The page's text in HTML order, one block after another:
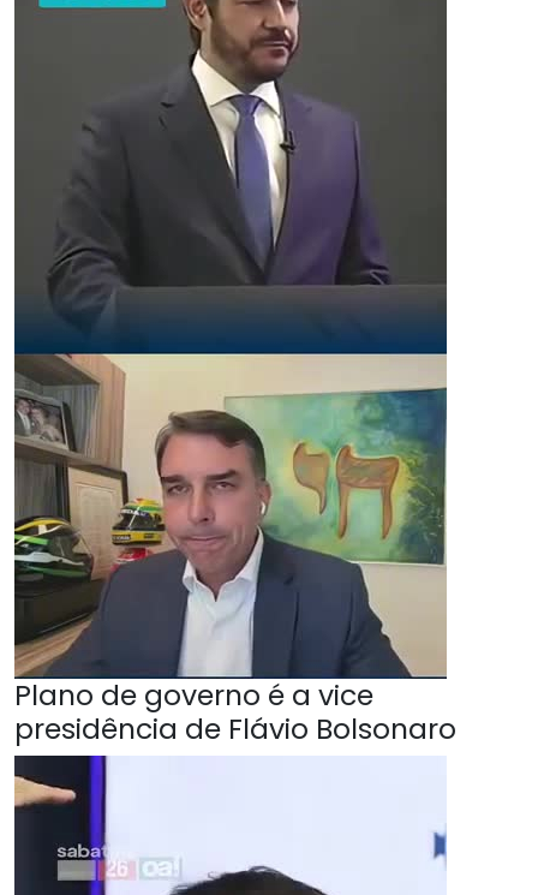
Plano de governo é a vice
presidência de Flávio Bolsonaro